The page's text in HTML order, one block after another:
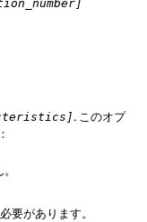
. このオプ
要があります。